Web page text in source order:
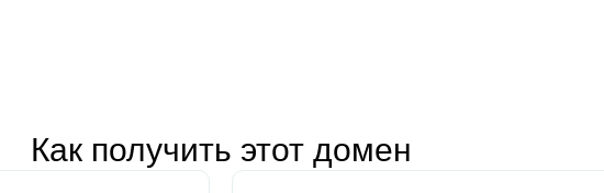
Как получить этот домен